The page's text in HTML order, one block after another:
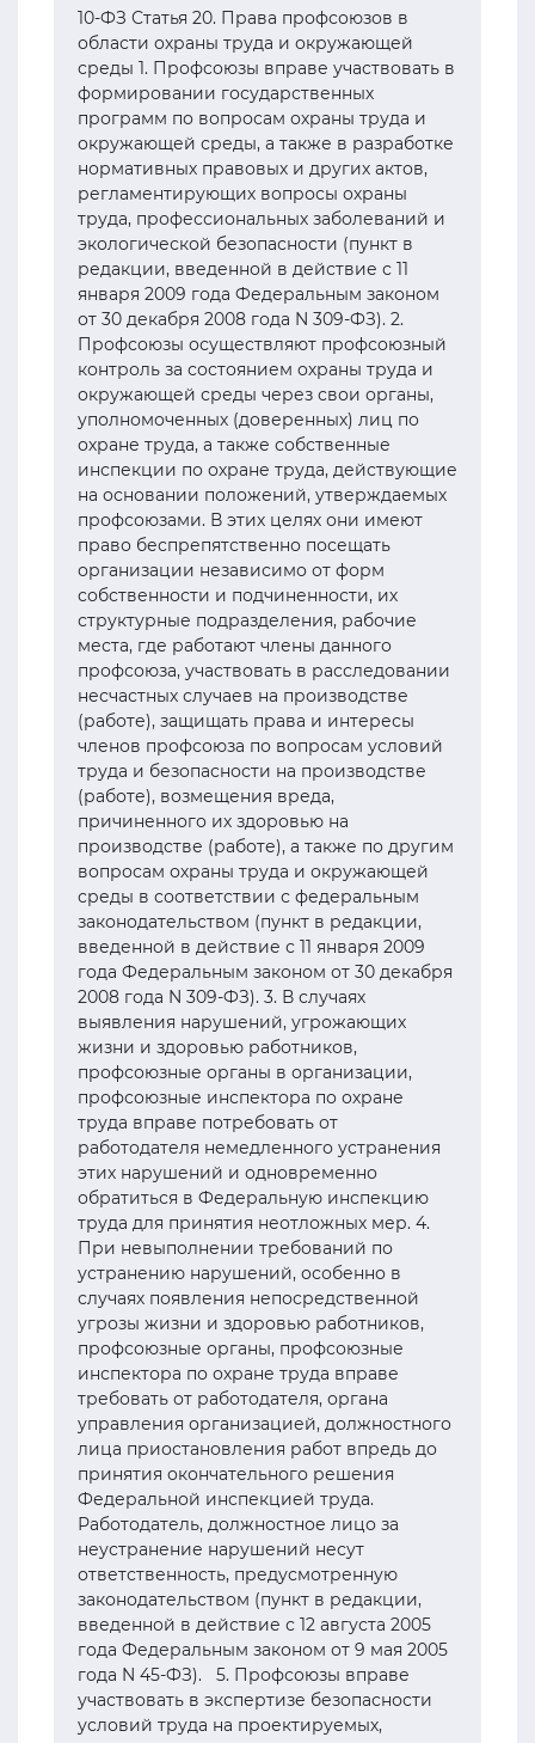
10-ФЗ Статья 20. Права профсоюзов в
области охраны труда и окружающей
среды 1. Профсоюзы вправе участвовать в
формировании государственных
программ по вопросам охраны труда и
окружающей среды, а также в разработке
нормативных правовых и других актов,
регламентирующих вопросы охраны
труда, профессиональных заболеваний и
экологической безопасности (пункт в
редакции, введенной в действие с 11
января 2009 года Федеральным законом
от 30 декабря 2008 года N 309-ФЗ). 2.
Профсоюзы осуществляют профсоюзный
контроль за состоянием охраны труда и
окружающей среды через свои органы,
уполномоченных (доверенных) лиц по
охране труда, а также собственные
инспекции по охране труда, действующие
на основании положений, утверждаемых
профсоюзами. В этих целях они имеют
право беспрепятственно посещать
организации независимо от форм
собственности и подчиненности, их
структурные подразделения, рабочие
места, где работают члены данного
профсоюза, участвовать в расследовании
несчастных случаев на производстве
(работе), защищать права и интересы
членов профсоюза по вопросам условий
труда и безопасности на производстве
(работе), возмещения вреда,
причиненного их здоровью на
производстве (работе), а также по другим
вопросам охраны труда и окружающей
среды в соответствии с федеральным
законодательством (пункт в редакции,
введенной в действие с 11 января 2009
года Федеральным законом от 30 декабря
2008 года N 309-ФЗ). 3. В случаях
выявления нарушений, угрожающих
жизни и здоровью работников,
профсоюзные органы в организации,
профсоюзные инспектора по охране
труда вправе потребовать от
работодателя немедленного устранения
этих нарушений и одновременно
обратиться в Федеральную инспекцию
труда для принятия неотложных мер. 4.
При невыполнении требований по
устранению нарушений, особенно в
случаях появления непосредственной
угрозы жизни и здоровью работников,
профсоюзные органы, профсоюзные
инспектора по охране труда вправе
требовать от работодателя, органа
управления организацией, должностного
лица приостановления работ впредь до
принятия окончательного решения
Федеральной инспекцией труда.
Работодатель, должностное лицо за
неустранение нарушений несут
ответственность, предусмотренную
законодательством (пункт в редакции,
введенной в действие с 12 августа 2005
года Федеральным законом от 9 мая 2005
года N 45-ФЗ). 5. Профсоюзы вправе
участвовать в экспертизе безопасности
условий труда на проектируемых,